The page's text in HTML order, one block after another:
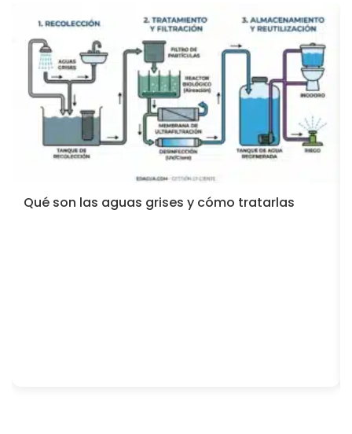
Qué son las aguas grises y cómo tratarlas